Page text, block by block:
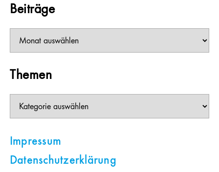
Beiträge
Themen
Impressum
Datenschutzerklärung